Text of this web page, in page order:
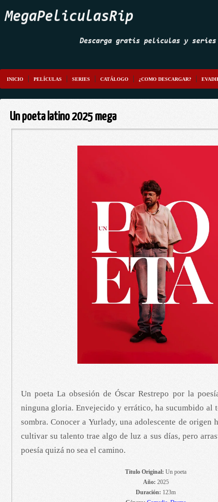
INICIO PELÍCULAS SERIES CATÁLOGO ¿COMO DESCARGAR?
Un poeta latino 2025 mega
Un poeta La obsesión de Óscar Restrepo por la
ninguna gloria. Envejecido y errático, ha sucumbido al
sombra. Conocer a Yurlady, una adolescente de origen
cultivar su talento trae algo de luz a sus días, pero
poesía quizá no sea el camino.
Titulo Original: Un poeta
Año: 2025
Duración: 123m